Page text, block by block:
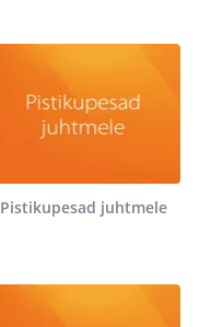
Pistikupesad juhtmele